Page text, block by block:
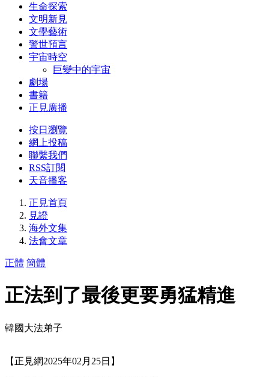
生命探索
文明新見
文學藝術
警世預言
宇宙時空
巨變中的宇宙
劇場
書籍
正見廣播
按日瀏覽
網上投稿
聯繫我們
RSS訂閱
天音播客
正見首頁
見證
海外文集
法會文章
正體 簡體
正法到了最後更要勇猛精進
韓國大法弟子
【正見網2025年02月25日】